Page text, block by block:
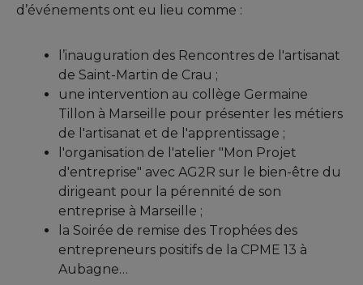
d’événements ont eu lieu comme :
l’inauguration des Rencontres de l'artisanat
de Saint-Martin de Crau ;
une intervention au collège Germaine
Tillon à Marseille pour présenter les métiers
de l'artisanat et de l'apprentissage ;
l'organisation de l'atelier "Mon Projet
d'entreprise" avec AG2R sur le bien-être du
dirigeant pour la pérennité de son
entreprise à Marseille ;
la Soirée de remise des Trophées des
entrepreneurs positifs de la CPME 13 à
Aubagne…